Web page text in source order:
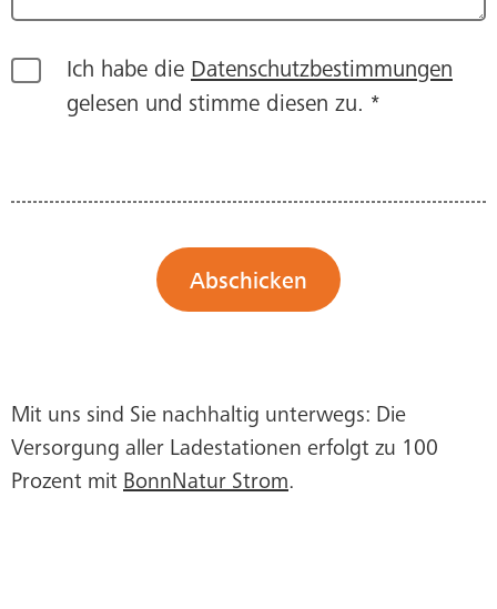
Ich habe die Datenschutzbestimmungen
gelesen und stimme diesen zu. *
Abschicken
Mit uns sind Sie nachhaltig unterwegs: Die
Versorgung aller Ladestationen erfolgt zu 100
Prozent mit BonnNatur Strom.